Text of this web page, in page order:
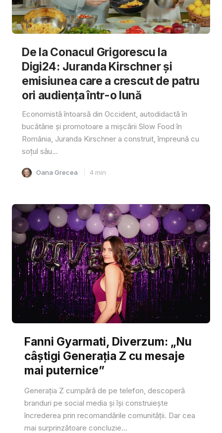
De la Conacul Grigorescu la
Digi24: Juranda Kirschner și
emisiunea care a crescut de patru
ori audiența într-o lună
Economistă întoarsă din Occident, autodidactă în
bucătărie și promotoare a mișcării Slow Food în
România, Juranda Kirschner a construit, împreună cu
soțul său...
Oana Grecea 4 min
Fanni Gyarmati, Diverzum: „Nu
câștigi Generația Z cu mesaje
mai puternice”
Generația Z cumpără de pe telefon, descoperă
branduri pe social media și își construiește
încrederea prin recomandările comunității. Dar cea
mai surprinzătoare concluzie...